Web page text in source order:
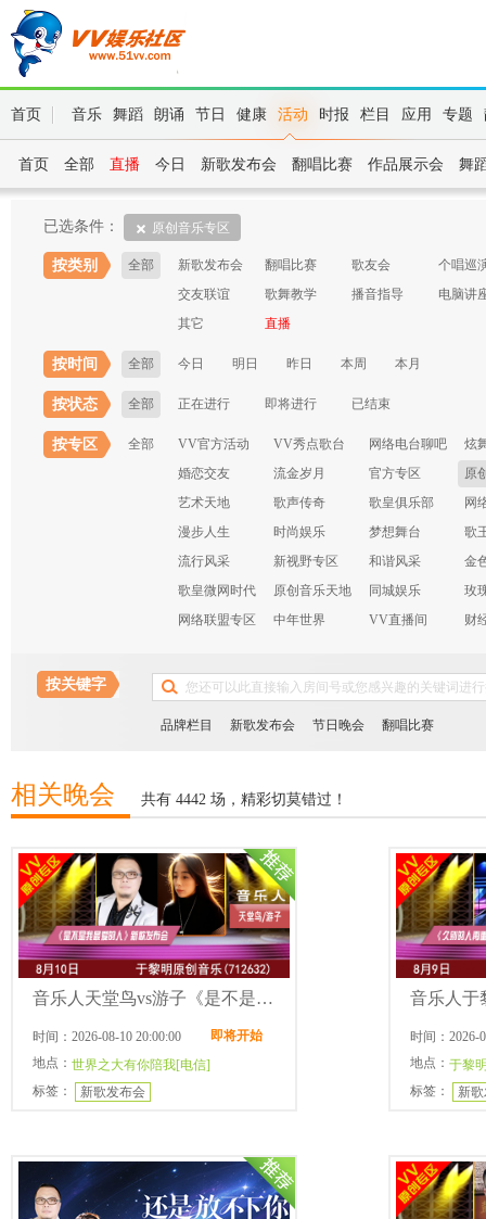
首页 音乐 舞蹈 朗诵 节日 健康 活动 时报 栏目 应用 专题
首页 全部 直播 今日 新歌发布会 翻唱比赛 作品展示会 舞
已选条件： 原创音乐专区
按类别 全部 新歌发布会 翻唱比赛 歌友会
个唱巡
交友联谊
歌舞教学 播音指导
电脑讲
其它
直播
按时间 全部 今日 明日 昨日 本周 本月
按状态 全部 正在进行 即将进行 已结束
按专区 全部 VV官方活动 VV秀点歌台 网络电台聊吧
炫
婚恋交友
流金岁月 官方专区
原
艺术天地
歌声传奇 歌皇俱乐部
网
漫步人生
时尚娱乐 梦想舞台
歌
流行风采
新视野专区 和谐风采
金
歌皇微网时代
原创音乐天地 同城娱乐
玫
网络联盟专区
中年世界 VV直播间
财
按关键字
品牌栏目 新歌发布会 节日晚会 翻唱比赛
相关晚会 共有 4442 场，精彩切莫错过！
音乐人天堂鸟vs游子《是不是我最爱的人》新歌发布会
时间：2026-08-10 20:00:00
地点： 世界之大有你陪我[电信]
标签：
新歌发布会
即将开始
时间：2026-
地点： 于黎
标签：
新